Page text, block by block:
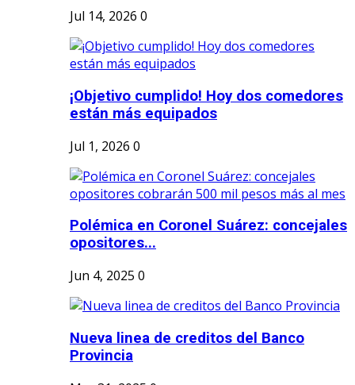
Jul 14, 2026 0
¡Objetivo cumplido! Hoy dos comedores
están más equipados
Jul 1, 2026 0
Polémica en Coronel Suárez: concejales
opositores...
Jun 4, 2025 0
Nueva linea de creditos del Banco
Provincia